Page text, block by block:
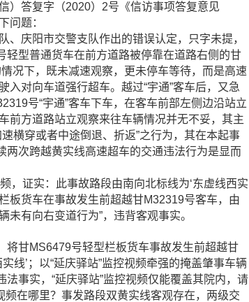
）答复字（2020）2号《信访事项答复意见
问题：
、庆阳市交警支队作出的错误认定，只字未提，
型普通货车在前方道路被停靠在道路右侧的甘
况下，既未减速观察，更未停车等待，而是高速
对向车道强行超车。越过“宇通”客车后，又急
号“宇通”客车下车，在客车前部左侧边沿站立
前方道路站立观察来往车辆情况并无不妥，其主
横穿或者中途倒退、折返”之行为，其在本起事
次跨越黄实线高速超车的交通违法行为是显而
证实：此事故路段由南向北标线为‘东虚线西实
板货车在事故发生前超越甘M32319号客车，由
有向右变道行为”，违背客观事实。
甘MS6479号轻型栏板货车事故发生前超越甘
线’；以“延庆驿站”监控视频牵强的掩盖肇事车辆
事实，“延庆驿站”监控视频仅能覆盖其院内，请
频在哪里？事发路段双黄实线客观存在，两级交